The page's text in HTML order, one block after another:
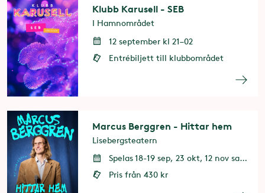
Klubb Karusell - SEB
I Hamnområdet
12 september kl 21–02
Entrébiljett till klubbområdet
Marcus Berggren - Hittar hem
Lisebergsteatern
Spelas 18-19 sep, 23 okt, 12 nov samt 19 dec
Pris från 430 kr